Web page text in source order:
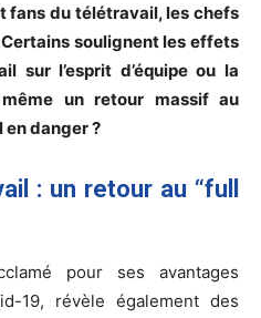
fans du télétravail, les chefs
Certains soulignent les effets
sur l’esprit d’équipe ou la
un retour massif au
danger ?
: un retour au “full
pour ses avantages
19, révèle également des